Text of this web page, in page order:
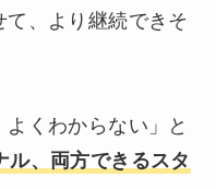
、より継続できそ
よくわからない」と
ル、両方できるスタ